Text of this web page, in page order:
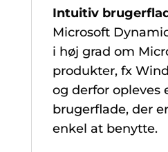
Intuitiv
Microsoft
i høj grad om
produkter, fx
og derfor opleves
brugerflade, der
enkel at benytte.